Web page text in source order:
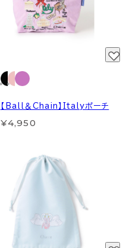
【Ball＆Chain】Italyポーチ
¥4,950